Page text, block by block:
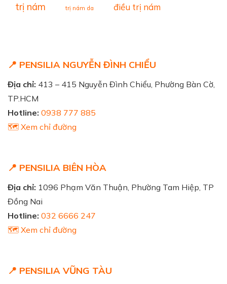
trị nám trị nám da điều trị nám
📍 PENSILIA NGUYỄN ĐÌNH CHIỂU
Địa chỉ: 413 – 415 Nguyễn Đình Chiểu, Phường Bàn Cờ,
TP.HCM
Hotline: 0938 777 885
🗺️ Xem chỉ đường
📍 PENSILIA BIÊN HÒA
Địa chỉ: 1096 Phạm Văn Thuận, Phường Tam Hiệp, TP
Đồng Nai
Hotline: 032 6666 247
🗺️ Xem chỉ đường
📍 PENSILIA VŨNG TÀU